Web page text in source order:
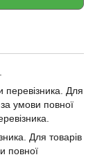
Для
умови повної
Для товарів
повної